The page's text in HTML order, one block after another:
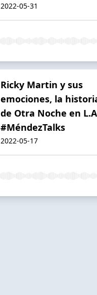
2022-05-31
Ricky Martin y sus
emociones, la
de Otra Noche en
#MéndezTalks
2022-05-17